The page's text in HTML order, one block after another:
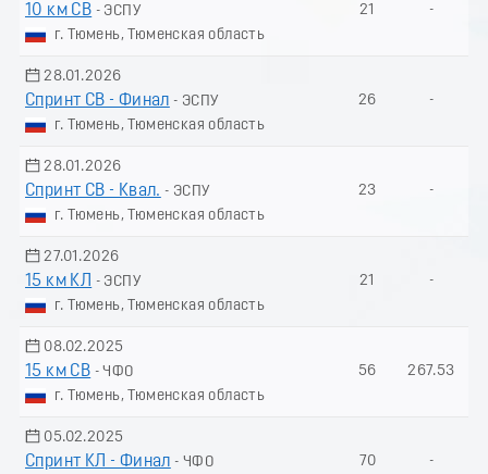
10 км СВ - ЭСПУ
г. Тюмень, Тюменская область
21 -
28.01.2026
Спринт СВ - Финал - ЭСПУ
г. Тюмень, Тюменская область
26 -
28.01.2026
Спринт СВ - Квал. - ЭСПУ
г. Тюмень, Тюменская область
23 -
27.01.2026
15 км КЛ
- ЭСПУ
г. Тюмень, Тюменская область
21 -
08.02.2025
15 км СВ - ЧФО
г. Тюмень, Тюменская область
56 267.53
05.02.2025
Спринт КЛ - Финал - ЧФО
70 -